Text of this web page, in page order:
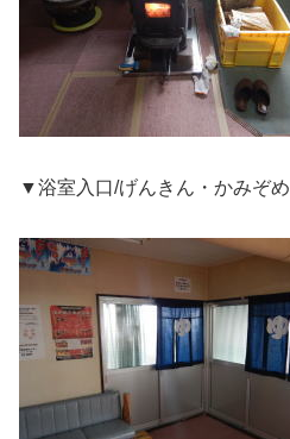
▼浴室入口/げんきん・かみぞめ